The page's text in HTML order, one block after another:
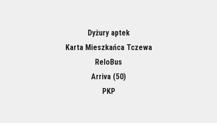
Dyżury aptek
Karta Mieszkańca Tczewa
ReloBus
Arriva (50)
PKP